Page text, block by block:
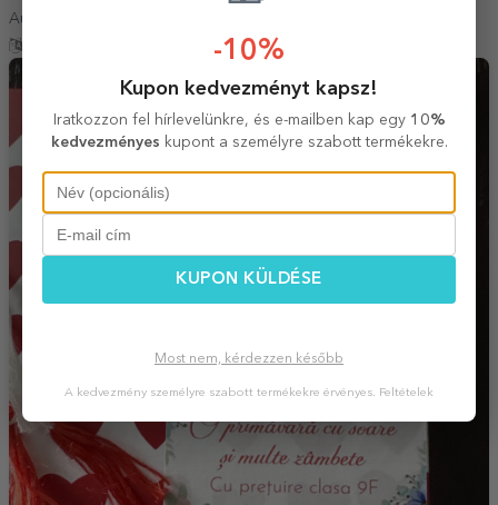
Au venit foarte repede
-10%
Kupon kedvezményt kapsz!
Iratkozzon fel hírlevelünkre, és e-mailben kap egy 10%
kedvezményes kupont a személyre szabott termékekre.
KUPON KÜLDÉSE
Most nem, kérdezzen később
A kedvezmény személyre szabott termékekre érvényes. Feltételek